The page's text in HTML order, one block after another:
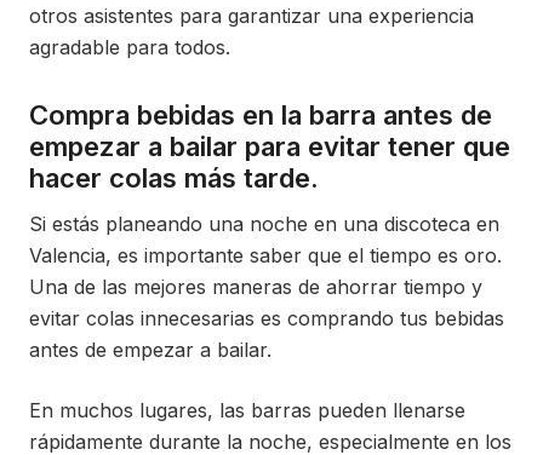
otros asistentes para garantizar una experiencia
agradable para todos.
Compra bebidas en la barra antes de
empezar a bailar para evitar tener que
hacer colas más tarde.
Si estás planeando una noche en una discoteca en
Valencia, es importante saber que el tiempo es oro.
Una de las mejores maneras de ahorrar tiempo y
evitar colas innecesarias es comprando tus bebidas
antes de empezar a bailar.
En muchos lugares, las barras pueden llenarse
rápidamente durante la noche, especialmente en los